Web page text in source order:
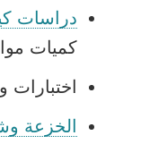
دراسات
كميات
اختبارات
الخزعة